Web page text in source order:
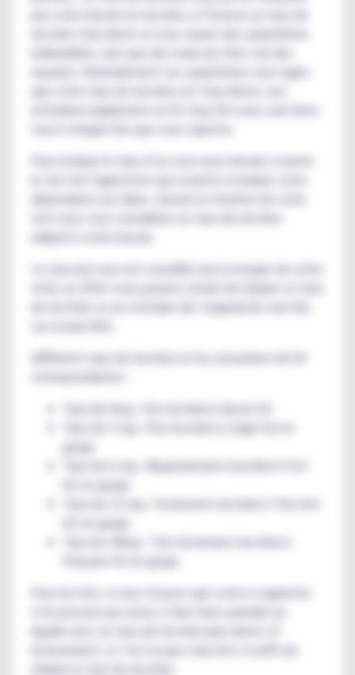
indésirables, tels que des maux de tête voir des
nausées. Généralement ces symptômes sont signe
entraînera également un hit trop fort avec une forte
toux à chaque fois que vous vapotez.
Pour évaluer le taux d’on vous avez besoin, il existe
le test de Fagerström qui consiste à évaluer votre
dépendance au tabac. Suivant le résultat de votre
adapté à votre besoin.
Le taux qui vous est conseillé sera à essayer de votre
de nicotine ou au contraire de l’augmenter une fois
différents taux de nicotine et les sensations de hit
Taux de 0mg : Pas nicotiné à Aucun hit
Taux de 3 mg : Peu nicotiné à Léger hit en
gorge
Taux de 6 mg : Moyennement nicotiné à Fort
hit en gorge
Taux de 12 mg : Fortement nicotiné à Très fort
hit en gorge
Taux de 18mg : Très fortement nicotiné à
Puissant hit en gorge
Pour les hits, si vous trouvez que votre e-cigarette
liquide avec un taux de nicotine plus élevé. Et